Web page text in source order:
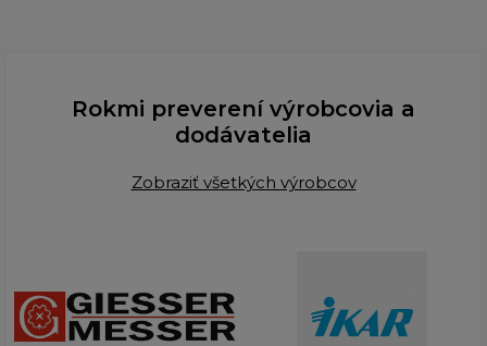
Rokmi preverení výrobcovia a
dodávatelia
Zobraziť všetkých výrobcov